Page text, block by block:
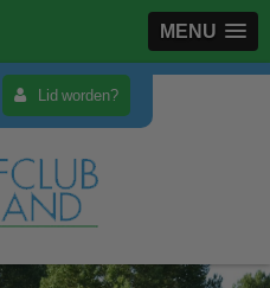
MENU
Lid worden?